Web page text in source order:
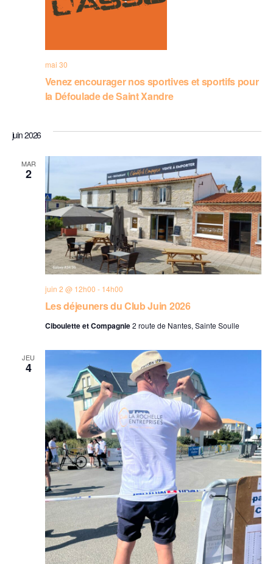
Venez encourager nos sportives et sportifs pour
la Défoulade de Saint Xandre
mai 30
juin 2026
MAR
2
Les déjeuners du Club Juin 2026
juin 2 @ 12h00 - 14h00
Ciboulette et Compagnie2 route de Nantes, Sainte Soulle
JEU
4